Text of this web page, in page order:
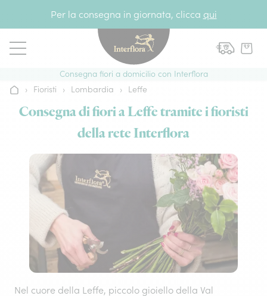
Per la consegna in giornata, clicca qui
Consegna fiori a domicilio con Interflora
Home› Fioristi › Lombardia › Leffe
Consegna di fiori a Leffe tramite i fioristi
della rete Interflora
Nel cuore della Leffe, piccolo gioiello della Val